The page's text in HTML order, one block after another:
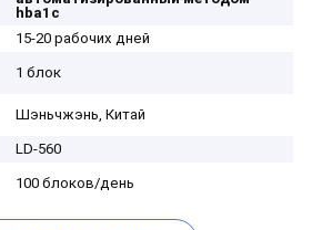
hba1c
15-20 рабочих дней
1 блок
Шэньчжэнь, Китай
LD-560
100 блоков/день